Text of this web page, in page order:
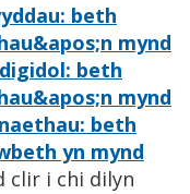
beth
mynd
beth
mynd
beth
yn mynd
clir i chi dilyn